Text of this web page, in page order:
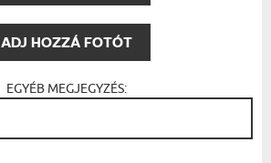
ADJ HOZZÁ FOTÓT
EGYÉB MEGJEGYZÉS: